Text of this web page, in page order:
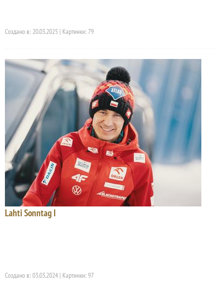
Создано в: 20.03.2025 | Картинки: 79
Lahti Sonntag I
Создано в: 03.03.2024 | Картинки: 97